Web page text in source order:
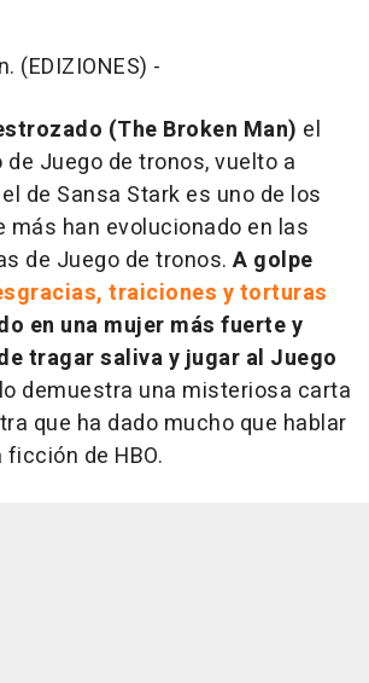
(EDIZIONES) -
(The Broken Man) el
Juego de tronos, vuelto a
de Sansa Stark es uno de los
más han evolucionado en las
de Juego de tronos. A golpe
traiciones y torturas
en una mujer más fuerte y
tragar saliva y jugar al Juego
demuestra una misteriosa carta
que ha dado mucho que hablar
de HBO.